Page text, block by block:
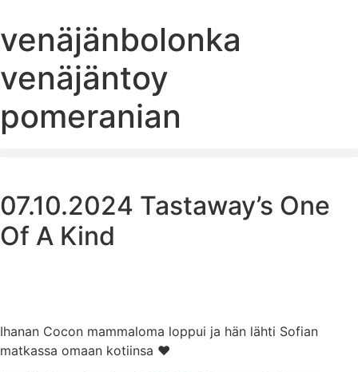
venäjänbolonka
venäjäntoy
pomeranian
07.10.2024 Tastaway’s One
Of A Kind
Ihanan Cocon mammaloma loppui ja hän lähti Sofian
matkassa omaan kotiinsa ♥